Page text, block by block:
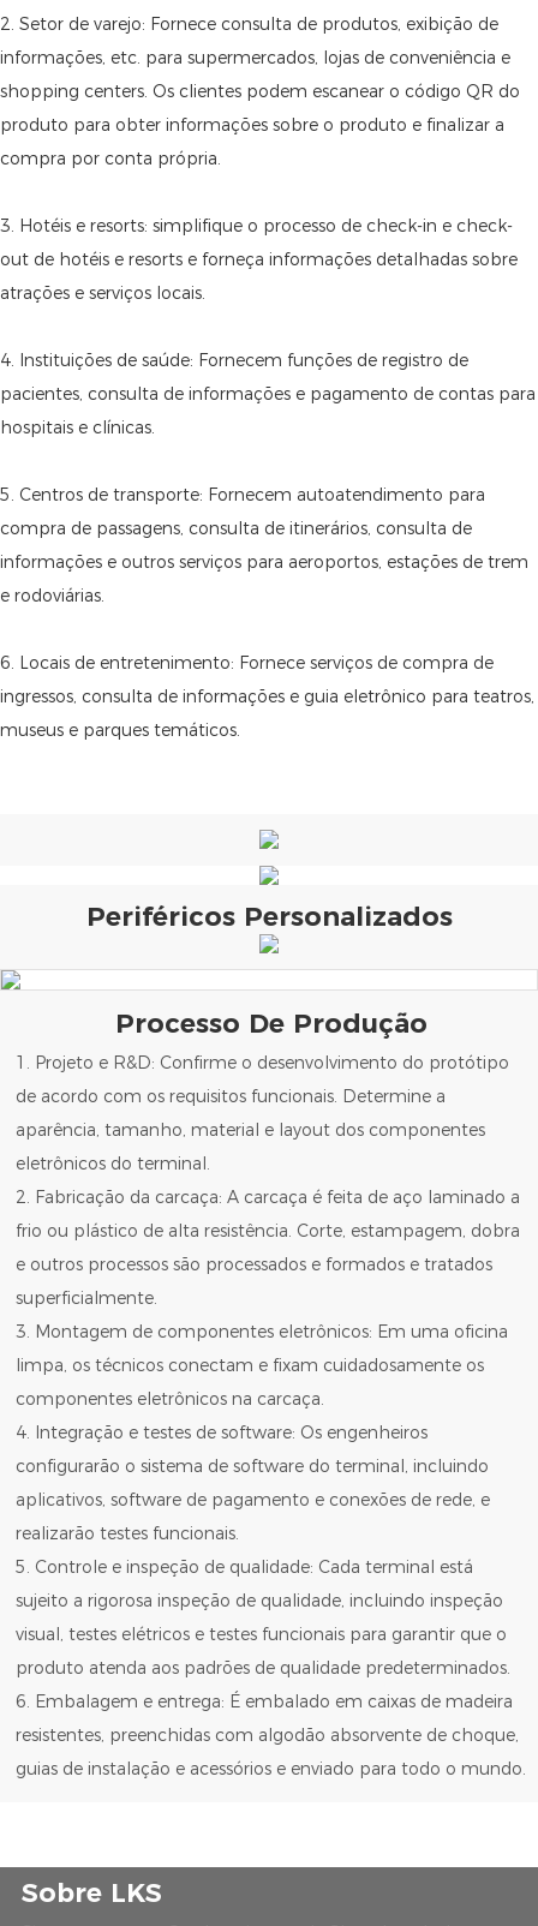
2. Setor de varejo: Fornece consulta de produtos, exibição de
informações, etc. para supermercados, lojas de conveniência e
shopping centers. Os clientes podem escanear o código QR do
produto para obter informações sobre o produto e finalizar a
compra por conta própria.
3. Hotéis e resorts: simplifique o processo de check-in e check-
out de hotéis e resorts e forneça informações detalhadas sobre
atrações e serviços locais.
4. Instituições de saúde: Fornecem funções de registro de
pacientes, consulta de informações e pagamento de contas para
hospitais e clínicas.
5. Centros de transporte: Fornecem autoatendimento para
compra de passagens, consulta de itinerários, consulta de
informações e outros serviços para aeroportos, estações de trem
e rodoviárias.
6. Locais de entretenimento: Fornece serviços de compra de
ingressos, consulta de informações e guia eletrônico para teatros,
museus e parques temáticos.
Periféricos Personalizados
Processo De Produção
1. Projeto e R&D: Confirme o desenvolvimento do protótipo
de acordo com os requisitos funcionais. Determine a
aparência, tamanho, material e layout dos componentes
eletrônicos do terminal.
2. Fabricação da carcaça: A carcaça é feita de aço laminado a
frio ou plástico de alta resistência. Corte, estampagem, dobra
e outros processos são processados ​​e formados e tratados
superficialmente.
3. Montagem de componentes eletrônicos: Em uma oficina
limpa, os técnicos conectam e fixam cuidadosamente os
componentes eletrônicos na carcaça.
4. Integração e testes de software: Os engenheiros
configurarão o sistema de software do terminal, incluindo
aplicativos, software de pagamento e conexões de rede, e
realizarão testes funcionais.
5. Controle e inspeção de qualidade: Cada terminal está
sujeito a rigorosa inspeção de qualidade, incluindo inspeção
visual, testes elétricos e testes funcionais para garantir que o
produto atenda aos padrões de qualidade predeterminados.
6. Embalagem e entrega: É embalado em caixas de madeira
resistentes, preenchidas com algodão absorvente de choque,
guias de instalação e acessórios e enviado para todo o mundo.
Sobre LKS